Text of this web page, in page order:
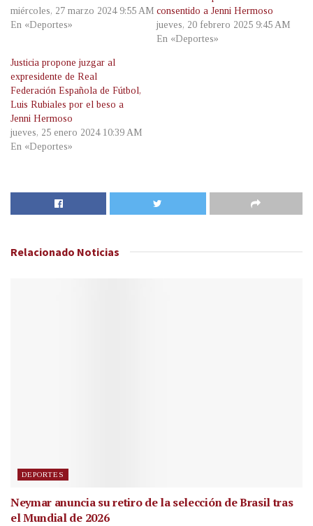
miércoles, 27 marzo 2024 9:55 AM
En «Deportes»
consentido a Jenni Hermoso
jueves, 20 febrero 2025 9:45 AM
En «Deportes»
Justicia propone juzgar al
expresidente de Real
Federación Española de Fútbol,
Luis Rubiales por el beso a
Jenni Hermoso
jueves, 25 enero 2024 10:39 AM
En «Deportes»
Relacionado Noticias
DEPORTES
Neymar anuncia su retiro de la selección de Brasil tras
el Mundial de 2026